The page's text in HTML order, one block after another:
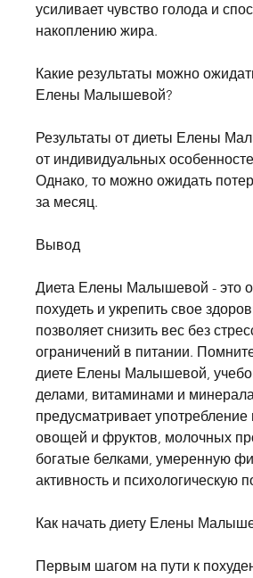
усиливает чувство голода и
накоплению жира.
Какие результаты можно
Елены Малышевой?
Результаты от диеты Елены
от индивидуальных
Однако, то можно ожидать
за месяц.
Вывод
Диета Елены Малышевой - это
похудеть и укрепить свое
позволяет снизить вес без
ограничений в питании.
диете Елены Малышевой,
делами, витаминами и
предусматривает
овощей и фруктов, молочных
богатые белками, умеренную
активность и психологическую
Как начать диету Елены
Первым шагом на пути к